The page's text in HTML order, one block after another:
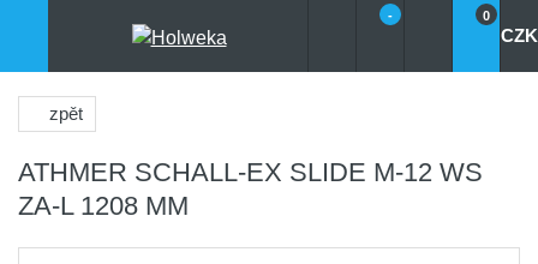
- 0
CZK
zpět
ATHMER SCHALL-EX SLIDE M-12 WS
ZA-L 1208 MM